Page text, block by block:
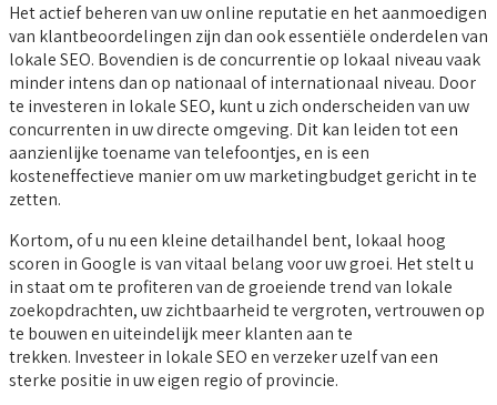
Het actief beheren van uw online reputatie en het aanmoedigen
van klantbeoordelingen zijn dan ook essentiële onderdelen van
lokale SEO. Bovendien is de concurrentie op lokaal niveau vaak
minder intens dan op nationaal of internationaal niveau. Door
te investeren in lokale SEO, kunt u zich onderscheiden van uw
concurrenten in uw directe omgeving. Dit kan leiden tot een
aanzienlijke toename van telefoontjes, en is een
kosteneffectieve manier om uw marketingbudget gericht in te
zetten.
Kortom, of u nu een kleine detailhandel bent, lokaal hoog
scoren in Google is van vitaal belang voor uw groei. Het stelt u
in staat om te profiteren van de groeiende trend van lokale
zoekopdrachten, uw zichtbaarheid te vergroten, vertrouwen op
te bouwen en uiteindelijk meer klanten aan te
trekken. Investeer in lokale SEO en verzeker uzelf van een
sterke positie in uw eigen regio of provincie.